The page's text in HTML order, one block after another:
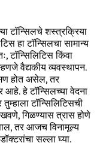
टॉन्सिलचे शस्त्रक्रिया
हा टॉन्सिलचा सामान्य
टॉन्सिलिटिस किंवा
वैद्यकीय व्यवस्थापन.
होत असेल, तर
आहे. हे टॉन्सिलच्या वेदना
टॉन्सिलिटिसची
गिळण्यास त्रास होणे
तर आजच विनामूल्य
सल्ला घ्या.